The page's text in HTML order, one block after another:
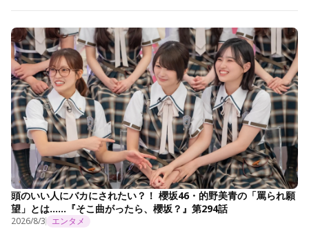
頭のいい人にバカにされたい？！ 櫻坂46・的野美青の「罵られ願
望」とは……『そこ曲がったら、櫻坂？』第294話
2026/8/3 エンタメ